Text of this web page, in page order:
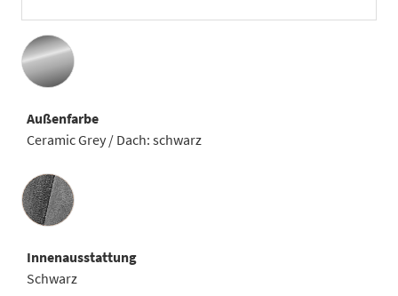
Außenfarbe
Ceramic Grey / Dach: schwarz
Innenausstattung
Innenausstattung
Schwarz